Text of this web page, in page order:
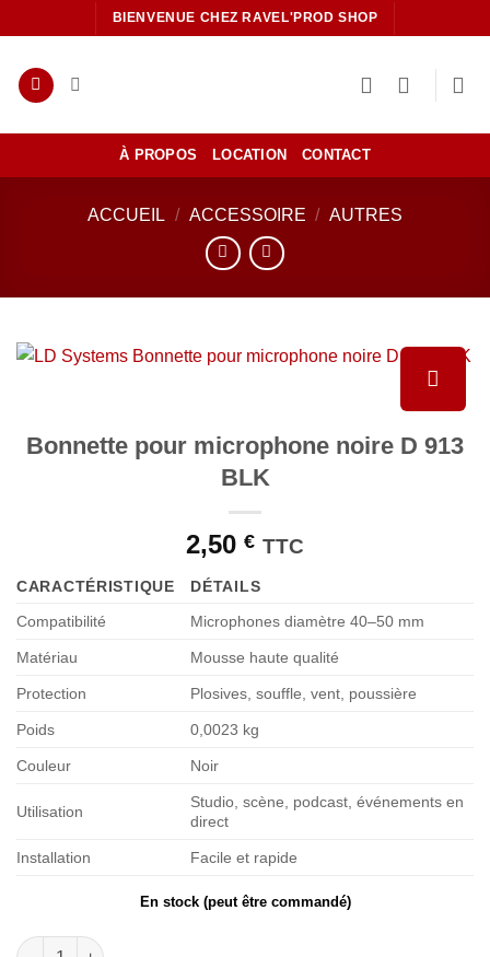
au
contenu
BIENVENUE CHEZ RAVEL'PROD SHOP
À PROPOS LOCATION CONTACT
ACCUEIL / ACCESSOIRE / AUTRES
à la liste
Bonnette pour microphone noire D 913
BLK
2,50 € TTC
CARACTÉRISTIQUE
DÉTAILS
Compatibilité
Microphones diamètre 40–50 mm
Matériau Mousse haute qualité
Protection Plosives, souffle, vent, poussière
Poids 0,0023 kg
Couleur Noir
Utilisation
Studio, scène, podcast, événements en
direct
Installation Facile et rapide
En stock (peut être commandé)
quantité de Bonnette pour microphone noire D 913 BLK